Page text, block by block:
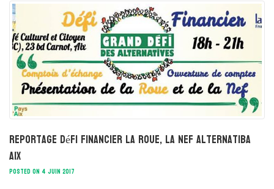
Reportage Défi financier La Roue, La Nef Alternatiba
Aix
POSTED ON 4 JUIN 2017